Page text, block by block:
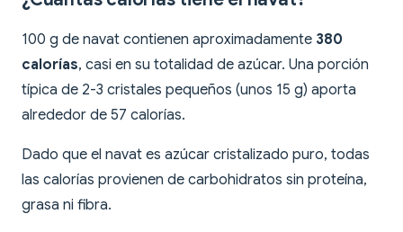
100 g de navat contienen aproximadamente 380
calorías, casi en su totalidad de azúcar. Una porción
típica de 2-3 cristales pequeños (unos 15 g) aporta
alrededor de 57 calorías.
Dado que el navat es azúcar cristalizado puro, todas
las calorías provienen de carbohidratos sin proteína,
grasa ni fibra.